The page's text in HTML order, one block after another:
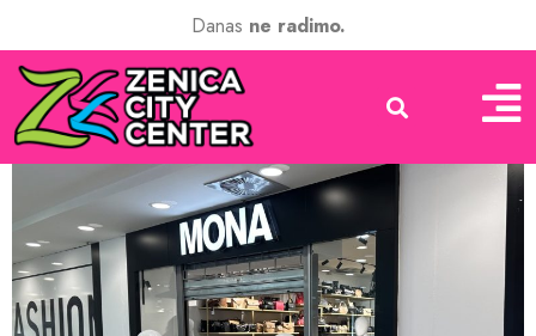
Danas ne radimo.